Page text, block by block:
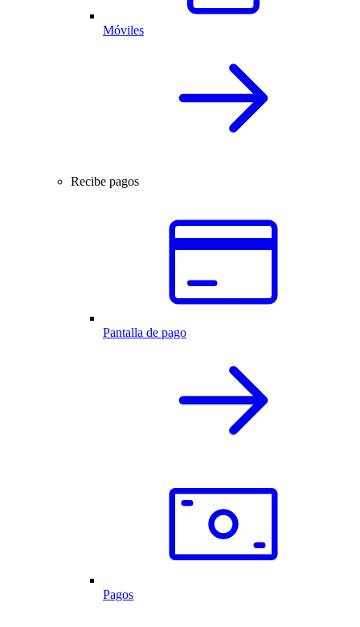
Móviles
Recibe pagos
Pantalla de pago
Pagos